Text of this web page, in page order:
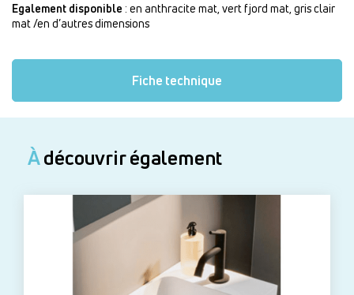
Egalement disponible : en anthracite mat, vert fjord mat, gris clair
mat /en d’autres dimensions
Fiche technique
Àdécouvrir également